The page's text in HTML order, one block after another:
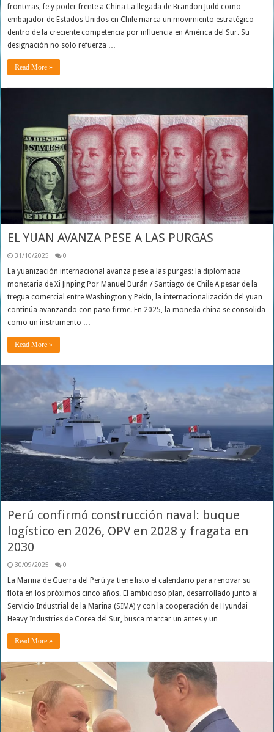
fronteras, fe y poder frente a China La llegada de Brandon Judd como
embajador de Estados Unidos en Chile marca un movimiento estratégico
dentro de la creciente competencia por influencia en América del Sur. Su
designación no solo refuerza …
Read More »
EL YUAN AVANZA PESE A LAS PURGAS
31/10/2025 0
La yuanización internacional avanza pese a las purgas: la diplomacia
monetaria de Xi Jinping Por Manuel Durán / Santiago de Chile A pesar de la
tregua comercial entre Washington y Pekín, la internacionalización del yuan
continúa avanzando con paso firme. En 2025, la moneda china se consolida
como un instrumento …
Read More »
Perú confirmó construcción naval: buque
logístico en 2026, OPV en 2028 y fragata en
2030
30/09/2025 0
La Marina de Guerra del Perú ya tiene listo el calendario para renovar su
flota en los próximos cinco años. El ambicioso plan, desarrollado junto al
Servicio Industrial de la Marina (SIMA) y con la cooperación de Hyundai
Heavy Industries de Corea del Sur, busca marcar un antes y un …
Read More »